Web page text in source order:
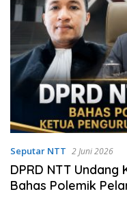
Seputar NTT 2 Juni 2026
DPRD NTT
Bahas Polemik